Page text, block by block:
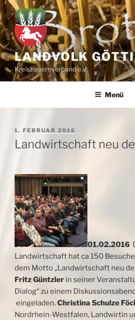
Zum
Inhalt
springen
LANDVOLK
Kreisbauernverband e.V.
Menü
VERÖFFENTLICHT
AM
1. FEBRUAR 2016
Landwirtschaft neu
01.02.2016
Landwirtschaft hat ca 150
dem Motto „Landwirtschaft neu
Fritz Güntzler in seiner
Dialog“ zu einem
eingeladen.Christina Schulze
Nordrhein-Westfalen, Landwirtin